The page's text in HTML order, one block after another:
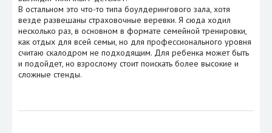
В остальном это что-то типа боулдерингового зала, хотя
везде развешаны страховочные веревки. Я сюда ходил
несколько раз, в основном в формате семейной тренировки,
как отдых для всей семьи, но для профессионального уровня
считаю скалодром не подходящим. Для ребенка может быть
и подойдет, но взрослому стоит поискать более высокие и
сложные стенды.